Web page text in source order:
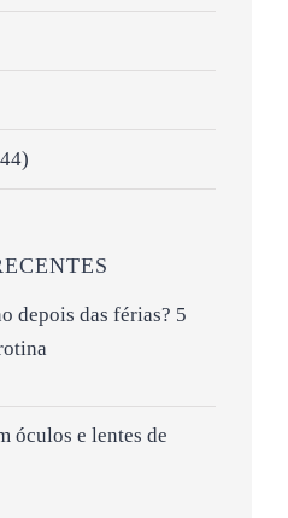
depois das férias? 5
óculos e lentes de